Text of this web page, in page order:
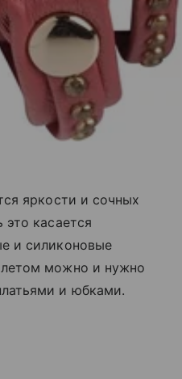
яркости и сочных
касается
и силиконовые
можно и нужно
и юбками.